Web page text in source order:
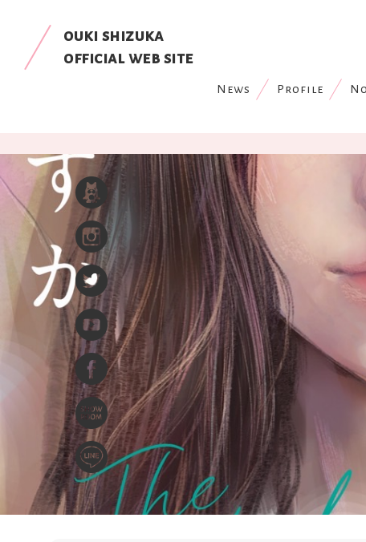
ouki shizuka
official web site
News Profile